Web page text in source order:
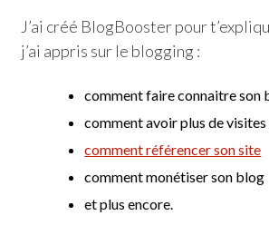
J’ai créé BlogBooster pour
j’ai appris sur le blogging :
comment faire connaitre son
comment avoir plus de
comment référencer son site
comment monétiser son blog
et plus encore.